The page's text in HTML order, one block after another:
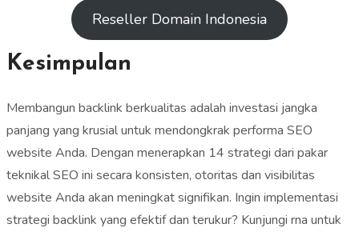
Reseller Domain Indonesia
Kesimpulan
Membangun backlink berkualitas adalah investasi jangka
panjang yang krusial untuk mendongkrak performa SEO
website Anda. Dengan menerapkan 14 strategi dari pakar
teknikal SEO ini secara konsisten, otoritas dan visibilitas
website Anda akan meningkat signifikan. Ingin implementasi
strategi backlink yang efektif dan terukur? Kunjungi rna untuk